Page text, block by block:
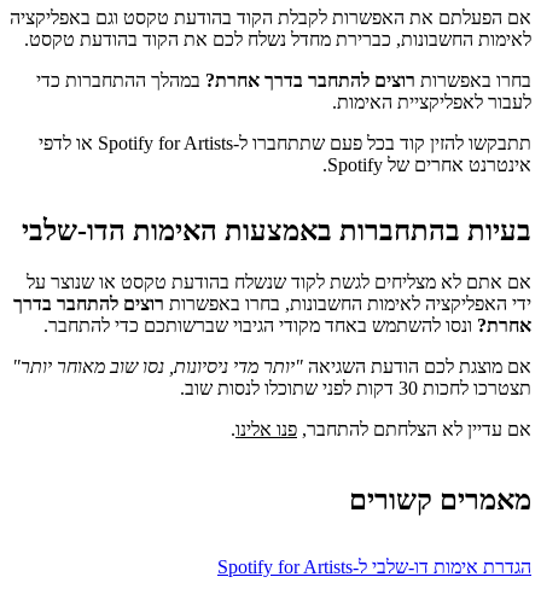
אם הפעלתם את האפשרות לקבלת הקוד בהודעת טקסט וגם באפליקציה
לאימות החשבונות, כברירת מחדל נשלח לכם את הקוד בהודעת טקסט.
בחרו באפשרות רוצים להתחבר בדרך אחרת? במהלך ההתחברות כדי
לעבור לאפליקציית האימות.
תתבקשו להזין קוד בכל פעם שתתחברו ל-Spotify for Artists או לדפי
אינטרנט אחרים של Spotify.
בעיות בהתחברות באמצעות האימות הדו-שלבי
אם אתם לא מצליחים לגשת לקוד שנשלח בהודעת טקסט או שנוצר על
ידי האפליקציה לאימות החשבונות, בחרו באפשרות רוצים להתחבר בדרך
אחרת? ונסו להשתמש באחד מקודי הגיבוי שברשותכם כדי להתחבר.
אם מוצגת לכם הודעת השגיאה "יותר מדי ניסיונות, נסו שוב מאוחר יותר"
תצטרכו לחכות 30 דקות לפני שתוכלו לנסות שוב.
אם עדיין לא הצלחתם להתחבר, פנו אלינו.
מאמרים קשורים
הגדרת אימות דו-שלבי ל-Spotify for Artists